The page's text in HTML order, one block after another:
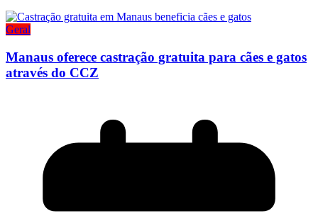
Geral
Manaus oferece castração gratuita para cães e gatos
através do CCZ